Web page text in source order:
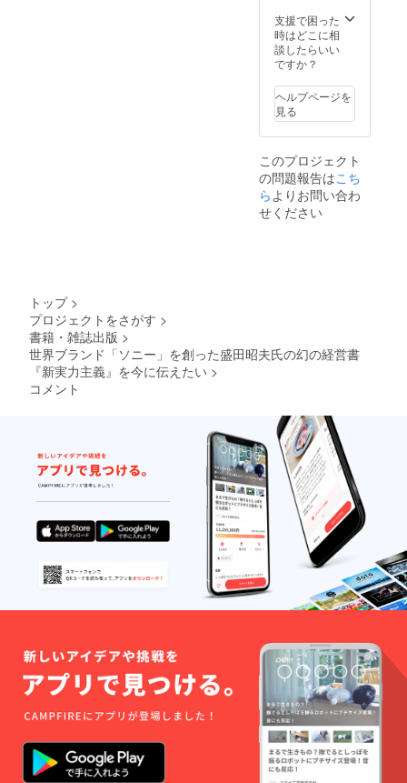
しま
す。 随
時レ
ポート
いきま
すの
で、お
楽しみ
館」プ
レミア
ムセッ
ト＞ ■
夫 生誕
100年記
昭夫 生
誕100年
記念 純
米吟醸
酒
す。こ
のリ
方に限
りご支
援いた
だけま
す。
【注意
事項】
・掲載
用のお
名前を
備考欄
にご記
入くだ
さい。
場合は
「記載
不要」
とお書
きくだ
さい。
・ツ
アーで
はあり
昭夫塾
までの
往復交
通費、
昭夫
塾」入
館」昼
食券、
ソフト
クリー
ム（苦
田昭夫
塾と盛
みやげ
チケッ
ト500円
×2枚
【注意
事項】
・常滑
駅まで
の交通
費は各
自ご負
担くだ
さい。
・掲載
備考欄
にご記
入くだ
さい。
不要な
場合は
「記載
不要」
とお書
ディン
グの立
案者 木
原智美
いたし
開催
日：
2022年
2月15日
（火）
予定。
場所：
南口解
変更に
なった
際で
も、平
日開催
を予定
してお
りま
す。 内
容：詳
細は
追って
ご連絡
いたし
事項】
・五反
田駅ま
での交
通費は
負担く
ださ
い。 ・
掲載用
メール
を差し
上げま
す。 ■
る『新
義』の
巻末
にて
「クラ
ウド
ファン
スサ
お名前
を記載
させて
いただ
きま
す。復
刊初版
本は国
立国会
図書館
に納入
し保存
されま
す。
・掲載
用のお
名前を
備考欄
にご記
入くだ
さい。
不要な
場合は
「記載
芦刈将
／イワ
タニユ
ウスケ
がわ成
美／榊
原ます
み／鴻
敬称略
【注意
事項】
・こち
らの
希望の
本コー
ス」を
ご検討
くださ
います
ようよ
ろしく
お願い
いたし
ます。
【発
送時
期】 本
の発送
旬を予
定して
おりま
す。
クアッ
プし、
今回の
ために
イター
さんか
らご提
供いた
イラス
ト5種類
＋盛田
昭夫氏
の写真1
ノベル
ベル
ティ
グッズ
（2022
年版）2
点をお
送りい
たしま
す。
【注意
事項】
・掲載
用のお
名前を
にご記
入くだ
さい。
不要な
場合は
「記載
不要」
とお書
きくだ
支援で困った
時はどこに相
談したらいい
ですか？
ヘルプページを
見る
このプロジェクト
の問題報告はこち
らよりお問い合わ
せください
トップ >
プロジェクトをさがす >
書籍・雑誌出版 >
世界ブランド「ソニー」を創った盛田昭夫氏の幻の経営書
『新実力主義』を今に伝えたい >
コメント